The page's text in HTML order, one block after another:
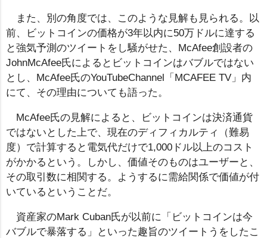
また、別の角度では、このような見解も見られる。以
前、ビットコインの価格が3年以内に50万ドルに達する
と強気予測のツイートをし騒がせた、McAfee創設者の
JohnMcAfee氏によるとビットコインはバブルではない
とし、McAfee氏のYouTubeChannel「MCAFEE TV」内
にて、その理由についても語った。
McAfee氏の見解によると、ビットコインは決済通貨
ではないとした上で、現在のディフィカルティ（難易
度）で計算すると電気代だけで1,000ドル以上のコスト
がかかるという。しかし、価値そのものはユーザーと、
その取引数に相関する。ようするに需給関係で価値が付
いているということだ。
資産家のMark Cuban氏が以前に「ビットコインは今
バブルで暴落する」といった趣旨のツイートうをしたこ